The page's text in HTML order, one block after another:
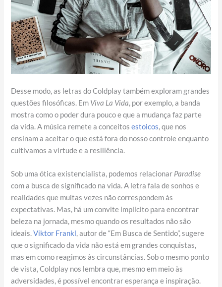
Desse modo, as letras do Coldplay também exploram grandes
questões filosóficas. Em Viva La Vida, por exemplo, a banda
mostra como o poder dura pouco e que a mudança faz parte
da vida. A música remete a conceitosestoicos, que nos
ensinam a aceitar o que está fora do nosso controle enquanto
cultivamos a virtude e a resiliência.
Sob uma ótica existencialista, podemos relacionar Paradise
com a busca de significado na vida. A letra fala de sonhos e
realidades que muitas vezes não correspondem às
expectativas. Mas, há um convite implícito para encontrar
beleza na jornada, mesmo quando os resultados não são
ideais.Viktor Frankl, autor de “Em Busca de Sentido”, sugere
que o significado da vida não está em grandes conquistas,
mas em como reagimos às circunstâncias. Sob o mesmo ponto
de vista, Coldplay nos lembra que, mesmo em meio às
adversidades, é possível encontrar esperança e inspiração.